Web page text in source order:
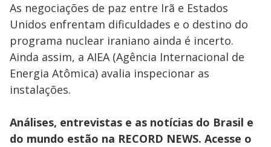
As negociações de paz entre Irã e Estados
Unidos enfrentam dificuldades e o destino do
programa nuclear iraniano ainda é incerto.
Ainda assim, a AIEA (Agência Internacional de
Energia Atômica) avalia inspecionar as
instalações.
Análises, entrevistas e as notícias do Brasil e
do mundo estão na RECORD NEWS. Acesse o